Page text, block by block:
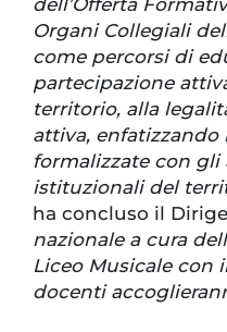
dell’Offerta
Organi Collegiali
come percorsi di
partecipazione
territorio, alla
attiva, enfatizzando
formalizzate con
istituzionali del
ha concluso il
nazionale a cura
Liceo Musicale con
docenti